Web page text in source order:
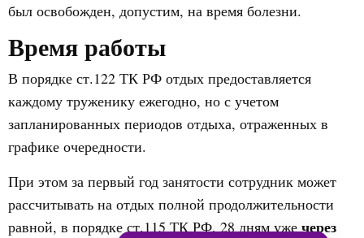
был освобожден, допустим, на время болезни.
Время работы
В порядке ст.122 ТК РФ отдых предоставляется
каждому труженику ежегодно, но с учетом
запланированных периодов отдыха, отраженных в
графике очередности.
При этом за первый год занятости сотрудник может
рассчитывать на отдых полной продолжительности
равной, в порядке ст.115 ТК РФ, 28 дням ужечерез